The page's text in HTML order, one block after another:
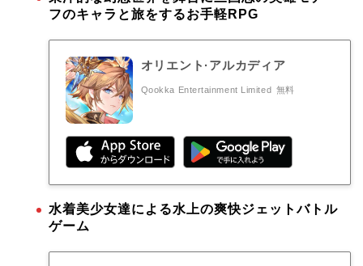
フのキャラと旅をするお手軽RPG
オリエント·アルカディア
Qookka Entertainment Limited 無料
水着美少女達による水上の爽快ジェットバトル
ゲーム